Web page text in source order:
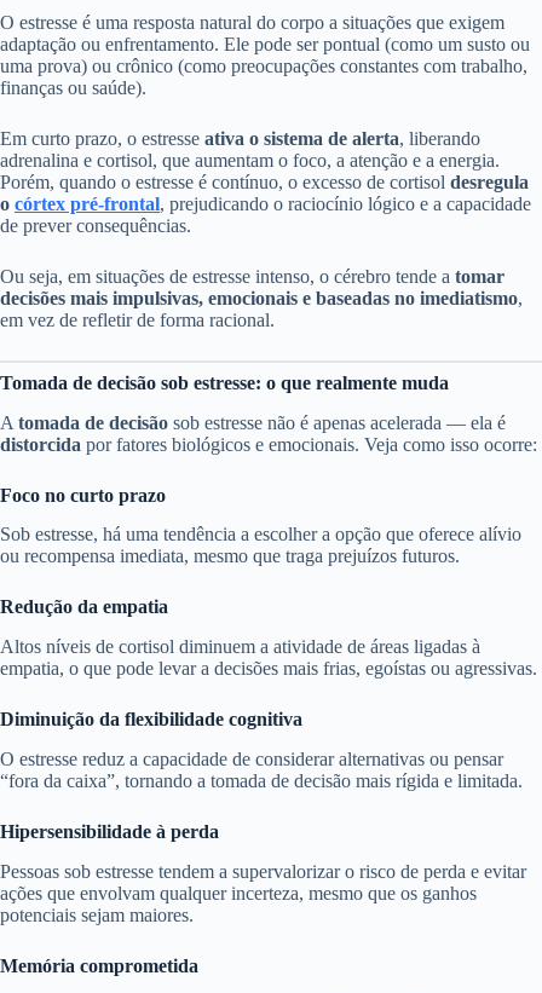
O estresse é uma resposta natural do corpo a situações que exigem
adaptação ou enfrentamento. Ele pode ser pontual (como um susto ou
uma prova) ou crônico (como preocupações constantes com trabalho,
finanças ou saúde).
Em curto prazo, o estresse ativa o sistema de alerta, liberando
adrenalina e cortisol, que aumentam o foco, a atenção e a energia.
Porém, quando o estresse é contínuo, o excesso de cortisol desregula
o córtex pré-frontal, prejudicando o raciocínio lógico e a capacidade
de prever consequências.
Ou seja, em situações de estresse intenso, o cérebro tende a tomar
decisões mais impulsivas, emocionais e baseadas no imediatismo,
em vez de refletir de forma racional.
Tomada de decisão sob estresse: o que realmente muda
A tomada de decisão sob estresse não é apenas acelerada — ela é
distorcida por fatores biológicos e emocionais. Veja como isso ocorre:
Foco no curto prazo
Sob estresse, há uma tendência a escolher a opção que oferece alívio
ou recompensa imediata, mesmo que traga prejuízos futuros.
Redução da empatia
Altos níveis de cortisol diminuem a atividade de áreas ligadas à
empatia, o que pode levar a decisões mais frias, egoístas ou agressivas.
Diminuição da flexibilidade cognitiva
O estresse reduz a capacidade de considerar alternativas ou pensar
“fora da caixa”, tornando a tomada de decisão mais rígida e limitada.
Hipersensibilidade à perda
Pessoas sob estresse tendem a supervalorizar o risco de perda e evitar
ações que envolvam qualquer incerteza, mesmo que os ganhos
potenciais sejam maiores.
Memória comprometida